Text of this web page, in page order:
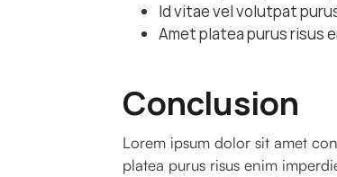
Id vitae vel volutpat
Amet platea purus risus
Conclusion
Lorem ipsum dolor sit amet
platea purus risus enim